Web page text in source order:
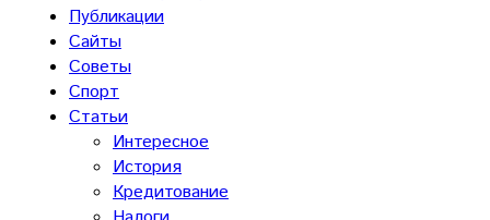
Публикации
Сайты
Советы
Спорт
Статьи
Интересное
История
Кредитование